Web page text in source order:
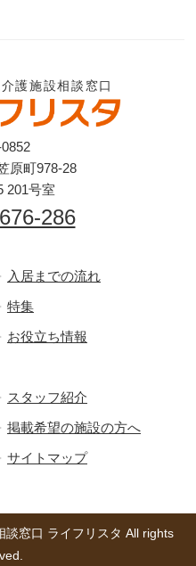
原町978-28
201号室
286
入居までの流れ
特集
お役立ち情報
スタッフ紹介
掲載希望の施設の方へ
サイトマップ
窓口 ライフリスタ All rights